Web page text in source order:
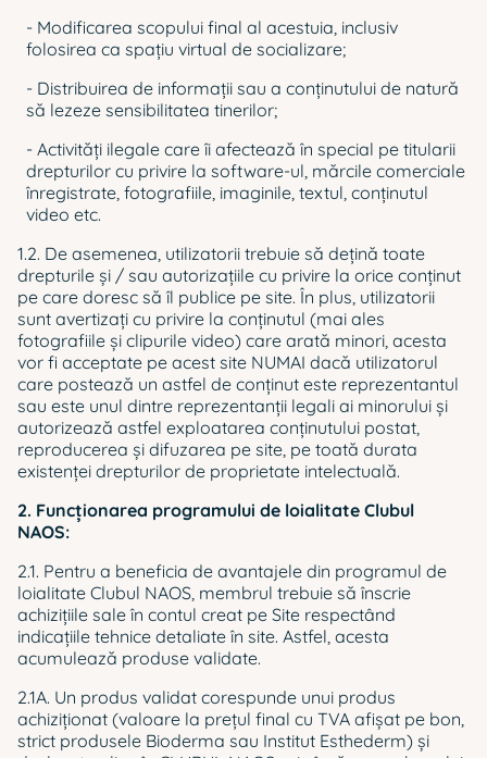
- Modificarea scopului final al acestuia, inclusiv
folosirea ca spaţiu virtual de socializare;
- Distribuirea de informații sau a conținutului de natură
să lezeze sensibilitatea tinerilor;
- Activități ilegale care îi afectează în special pe titularii
drepturilor cu privire la software-ul, mărcile comerciale
înregistrate, fotografiile, imaginile, textul, conţinutul
video etc.
1.2. De asemenea, utilizatorii trebuie să dețină toate
drepturile și / sau autorizațiile cu privire la orice conținut
pe care doresc să îl publice pe site. În plus, utilizatorii
sunt avertizaţi cu privire la conținutul (mai ales
fotografiile și clipurile video) care arată minori, acesta
vor fi acceptate pe acest site NUMAI dacă utilizatorul
care postează un astfel de conținut este reprezentantul
sau este unul dintre reprezentanții legali ai minorului și
autorizează astfel exploatarea conţinutului postat,
reproducerea și difuzarea pe site, pe toată durata
existenţei drepturilor de proprietate intelectuală.
2. Funcționarea programului de loialitate Clubul
NAOS:
2.1. Pentru a beneficia de avantajele din programul de
loialitate Clubul NAOS, membrul trebuie să înscrie
achizițiile sale în contul creat pe Site respectând
indicațiile tehnice detaliate în site. Astfel, acesta
acumulează produse validate.
2.1A. Un produs validat corespunde unui produs
achiziţionat (valoare la prețul final cu TVA afișat pe bon,
strict produsele Bioderma sau Institut Esthederm) şi